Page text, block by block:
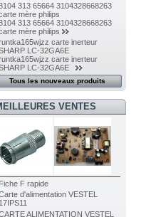
313 65664 3104328668263
mère philips
313 65664 3104328668263
mère philips
carte inerteur
LC-32GA6E
carte inerteur
LC-32GA6E
Tous les nouveaux produits
VENTES
Fiche F rapide
d'alimentation VESTEL
17IPS11
ALIMENTATION VESTEL